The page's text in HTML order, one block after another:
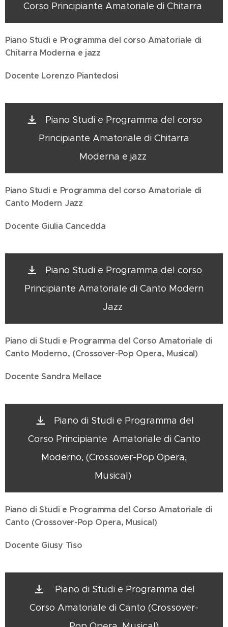
Corso Principiante Amatoriale di Chitarra
Piano Studi e Programma del corso Amatoriale di
Chitarra Moderna e jazz
Docente Lorenzo Piantedosi
Piano Studi e Programma del corso
Principiante Amatoriale di Chitarra
Moderna e jazz
Piano Studi e Programma del corso Amatoriale di
Canto Modern Jazz
Docente Giulia Cancedda
Piano Studi e Programma del corso
Principiante Amatoriale di Canto Modern
Jazz
Piano di Studi e Programma del Corso Amatoriale di
Canto Moderno, (Crossover-Pop Opera, Musical)
Docente Sandra Mellace
Piano di Studi e Programma del
Corso Principiante Amatoriale di Canto
Moderno, (Crossover-Pop Opera,
Musical)
Piano di Studi e Programma del Corso Amatoriale di
Canto (Crossover-Pop Opera, Musical)
Docente Giusy Tiso
Piano di Studi e Programma del
Corso Amatoriale di Canto (Crossover-